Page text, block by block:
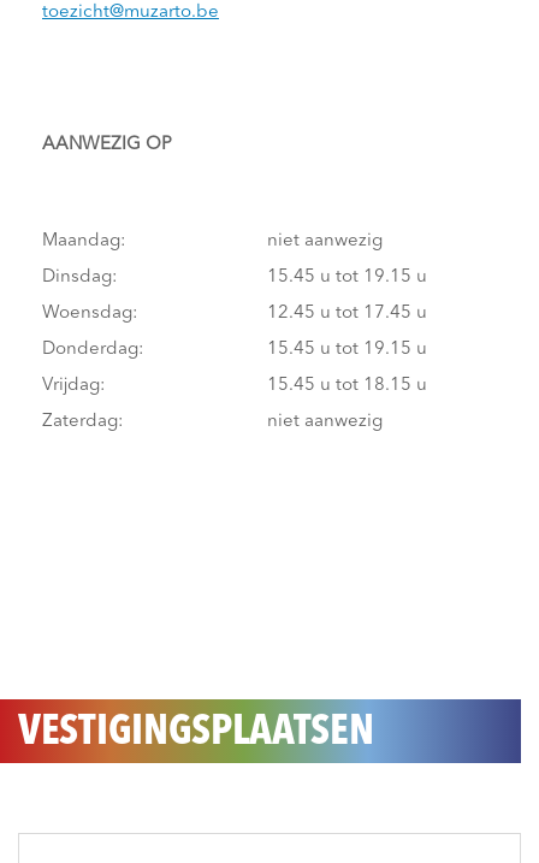
toezicht@muzarto.be
AANWEZIG OP
Maandag:
Dinsdag:
Woensdag:
Donderdag:
Vrijdag:
Zaterdag:
niet aanwezig
15.45 u tot 19.15 u
12.45 u tot 17.45 u
15.45 u tot 19.15 u
15.45 u tot 18.15 u
niet aanwezig
VESTIGINGSPLAATSEN